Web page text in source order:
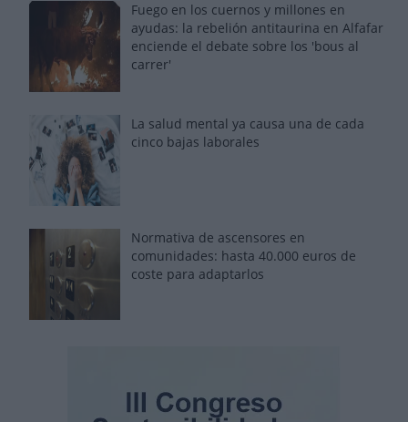
Fuego en los cuernos y millones en
ayudas: la rebelión antitaurina en Alfafar
enciende el debate sobre los 'bous al
carrer'
La salud mental ya causa una de cada
cinco bajas laborales
Normativa de ascensores en
comunidades: hasta 40.000 euros de
coste para adaptarlos